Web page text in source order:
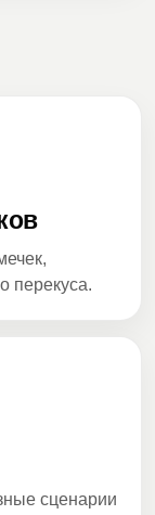
перекуса.
сценарии